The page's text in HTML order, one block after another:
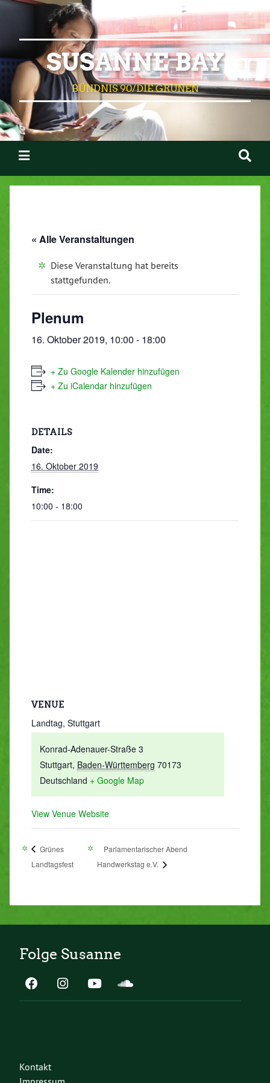
SUSANNE BAY
BÜNDNIS 90/DIE GRÜNEN
« Alle Veranstaltungen
Diese Veranstaltung hat bereits
stattgefunden.
Plenum
16. Oktober 2019, 10:00 - 18:00
+ Zu Google Kalender hinzufügen
+ Zu iCalendar hinzufügen
DETAILS
Date:
16. Oktober 2019
Time:
10:00 - 18:00
VENUE
Landtag, Stuttgart
Konrad-Adenauer-Straße 3
Stuttgart, Baden-Württemberg 70173
Deutschland + Google Map
View Venue Website
Grünes
Landtagsfest
Parlamentarischer Abend
Handwerkstag e.V.
Folge Susanne
Kontakt